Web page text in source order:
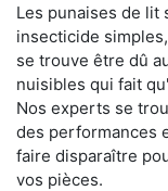
Les punaises de lit
insecticide
se trouve être dû
nuisibles qui fait
Nos experts se
des performances
faire disparaître
vos pièces.